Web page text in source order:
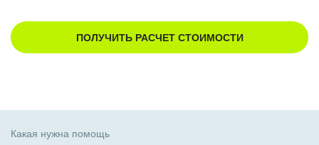
ПОЛУЧИТЬ РАСЧЕТ СТОИМОСТИ
Какая нужна помощь